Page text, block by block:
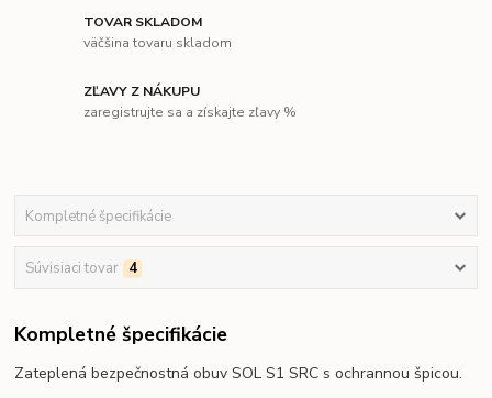
TOVAR SKLADOM
väčšina tovaru skladom
ZĽAVY Z NÁKUPU
zaregistrujte sa a získajte zľavy %
Kompletné špecifikácie
Súvisiaci tovar 4
Kompletné špecifikácie
Zateplená bezpečnostná obuv SOL S1 SRC s ochrannou špicou.